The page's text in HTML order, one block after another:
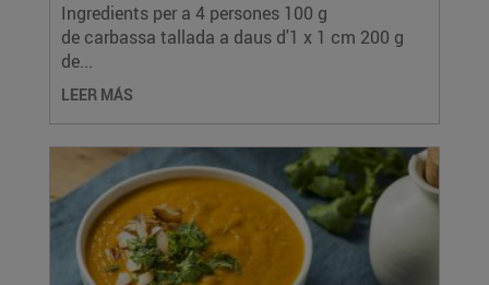
Ingredients per a 4 persones 100 g
de carbassa tallada a daus d'1 x 1 cm 200 g
de...
LEER MÁS